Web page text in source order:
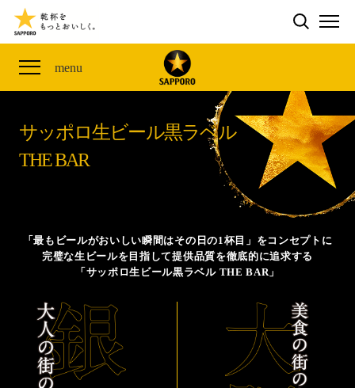
検索する
menu
THE PERFECT 黒ラベル WAGON 出展FES
ザ・パーフェクト黒ラベル アワード
「満天☆青空レストラン」コラボキャンペーン
山本由伸選手応援プロジェクト「GET A STAR
YOSHINOBU」
黒ラベル×『エヴァンゲリオン』30th Anniv.
サッポロ生ビール黒ラベル 『THE STAR JAM』
「丸くなるな、☆星になれ。」限定デザイン缶数量限
定発売
サッポロ生ビール黒ラベル THE SHOP
CLUB 黒ラベル
サッポロ生ビール黒ラベル
オカズデザインが提案する
ザ・パーフェクト黒ラベル
サッポロ生ビール黒ラベル THE BAR
ザ・パーフェクト黒ラベルが飲めるお店
CLUB 黒ラベル
サッポロ生ビール黒ラベル
THE BAR
「最もビールがおいしい瞬間はその日の1杯目」をコンセプトに
完璧な生ビールを目指して提供品質を徹底的に追求する
「サッポロ生ビール黒ラベル THE BAR」